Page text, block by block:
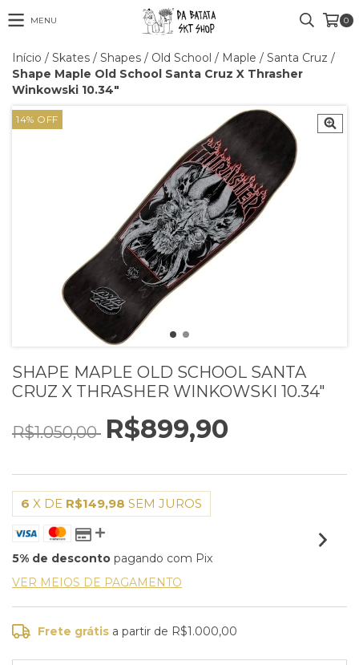
MENU 0
Início / Skates / Shapes / Old School / Maple / Santa Cruz /
Shape Maple Old School Santa Cruz X Thrasher
Winkowski 10.34"
14% OFF
SHAPE MAPLE OLD SCHOOL SANTA
CRUZ X THRASHER WINKOWSKI 10.34"
R$1.050,00 R$899,90
6 X DE R$149,98 SEM JUROS
5% de desconto pagando com Pix
VER MEIOS DE PAGAMENTO
Frete grátis a partir de R$1.000,00